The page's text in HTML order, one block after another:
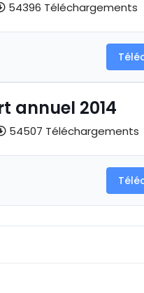
54396 Téléchargements
annuel 2014
54507 Téléchargements